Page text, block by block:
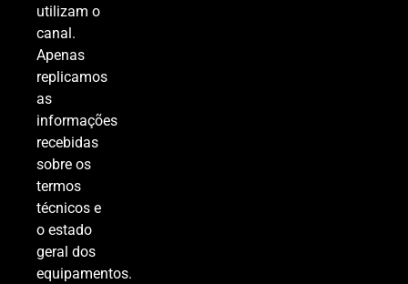
utilizam o
canal.
Apenas
replicamos
as
informações
recebidas
sobre os
termos
técnicos e
o estado
geral dos
equipamentos.